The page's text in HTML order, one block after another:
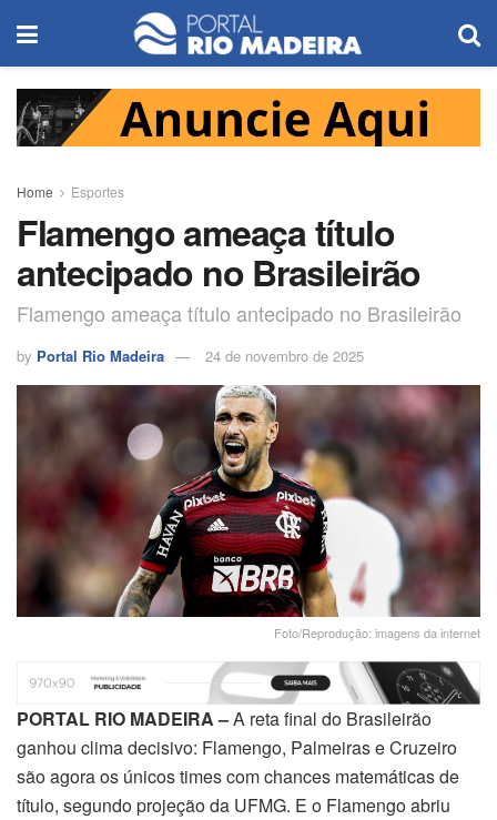
Home Esportes
Flamengo ameaça título
antecipado no Brasileirão
Flamengo ameaça título antecipado no Brasileirão
by Portal Rio Madeira 24 de novembro de 2025
Foto/Reprodução: imagens da internet
PORTAL RIO MADEIRA –A reta final do Brasileirão
ganhou clima decisivo: Flamengo, Palmeiras e Cruzeiro
são agora os únicos times com chances matemáticas de
título, segundo projeção da UFMG. E o Flamengo abriu